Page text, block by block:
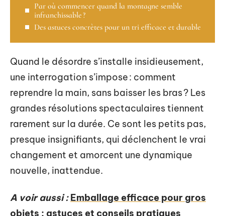
Par où commencer quand la montagne semble
infranchissable ?
Des astuces concrètes pour un tri efficace et durable
Quand le désordre s’installe insidieusement,
une interrogation s’impose : comment
reprendre la main, sans baisser les bras ? Les
grandes résolutions spectaculaires tiennent
rarement sur la durée. Ce sont les petits pas,
presque insignifiants, qui déclenchent le vrai
changement et amorcent une dynamique
nouvelle, inattendue.
A voir aussi : Emballage efficace pour gros
objets : astuces et conseils pratiques